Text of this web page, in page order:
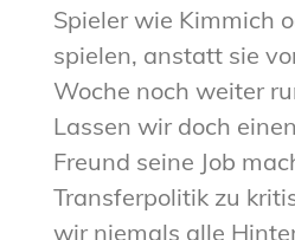
Spieler wie Kimmich
spielen, anstatt sie
Woche noch weiter
Lassen wir doch
Freund seine Job
Transferpolitik zu
wir niemals alle